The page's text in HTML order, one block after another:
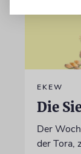
EKEW
Die
Der
der Tora,